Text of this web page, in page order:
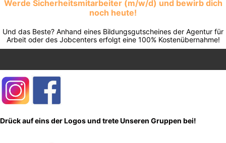
Werde Sicherheitsmitarbeiter (m/w/d) und bewirb dich
noch heute!
Und das Beste? Anhand eines Bildungsgutscheines der Agentur für
Arbeit oder des Jobcenters erfolgt eine 100% Kostenübernahme!
Drück auf eins der Logos und trete Unseren Gruppen bei!